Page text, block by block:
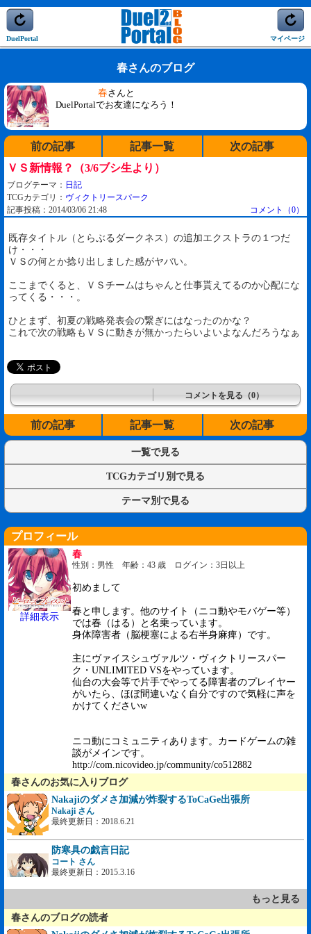
DuelPortal マイページ
春さんのブログ
春さんと
DuelPortalでお友達になろう！
前の記事 記事一覧
次の記事
ＶＳ新情報？（3/6ブシ生より）
ブログテーマ： 日記
TCGカテゴリ： ヴィクトリースパーク
記事投稿：2014/03/06 21:48
コメント（0）
既存タイトル（とらぶるダークネス）の追加エクストラの１つだ
け・・・
ＶＳの何とか捻り出しました感がヤバい。
ここまでくると、ＶＳチームはちゃんと仕事貰えてるのか心配にな
ってくる・・・。
ひとまず、初夏の戦略発表会の繋ぎにはなったのかな？
これで次の戦略もＶＳに動きが無かったらいよいよなんだろうなぁ
コメントを見る（0）
前の記事 記事一覧 次の記事
一覧で見る
TCGカテゴリ別で見る
テーマ別で見る
プロフィール
詳細表示
春
性別：男性 年齢：43 歳 ログイン：3日以上
初めまして
春と申します。他のサイト（ニコ動やモバゲー等）
では春（はる）と名乗っています。
身体障害者（脳梗塞による右半身麻痺）です。
主にヴァイスシュヴァルツ・ヴィクトリースパー
ク・UNLIMITED VSをやっています。
仙台の大会等で片手でやってる障害者のプレイヤー
がいたら、ほぼ間違いなく自分ですので気軽に声を
かけてくださいw
ニコ動にコミュニティあります。カードゲームの雑
談がメインです。
http://com.nicovideo.jp/community/co512882
春さんのお気に入りブログ
Nakajiのダメさ加減が炸裂するToCaGe出張所
Nakaji さん
最終更新日：2018.6.21
防寒具の戯言日記
コート さん
最終更新日：2015.3.16
もっと見る
春さんのブログの読者